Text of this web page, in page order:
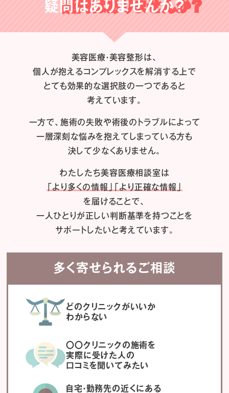
疑問はありませんか？
美容医療・美容整形は、
個人が抱えるコンプレックスを解消する上で
とても効果的な選択肢の一つであると
考えています。
一方で、施術の失敗や術後のトラブルによって
一層深刻な悩みを抱えてしまっている方も
決して少なくありません。
わたしたち美容医療相談室は
「より多くの情報」「より正確な情報」
を届けることで、
一人ひとりが正しい判断基準を持つことを
サポートしたいと考えています。
多く寄せられるご相談
どのクリニックがいいか
わからない
〇〇クリニックの施術を
実際に受けた人の
口コミを聞いてみたい
自宅・勤務先の近くにある